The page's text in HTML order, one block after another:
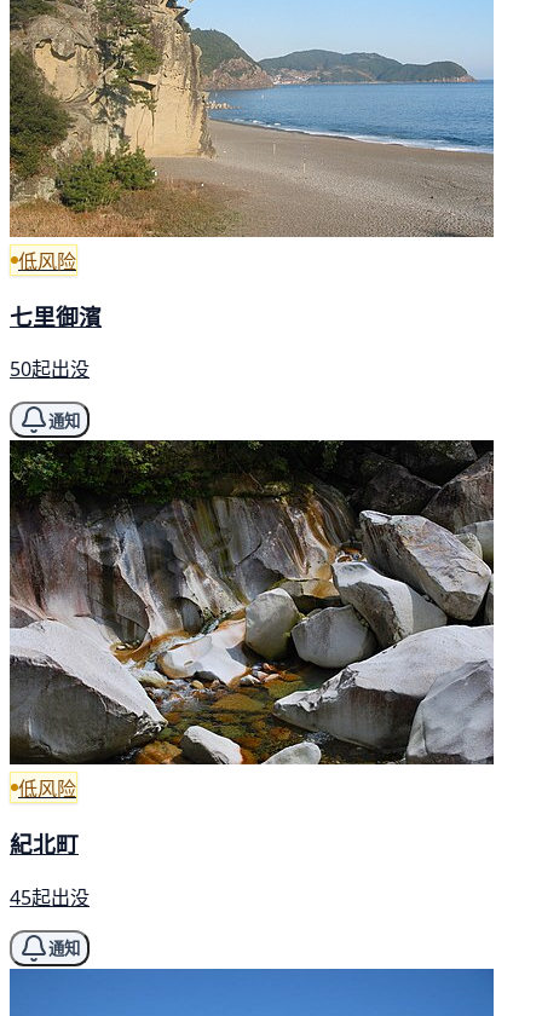
低风险
七里御濱
50起出没
通知
低风险
紀北町
45起出没
通知